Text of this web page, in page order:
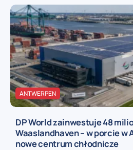
ANTWERPEN
DP World zainwestuje 48
Waaslandhaven – w porcie
nowe centrum chłodnicze